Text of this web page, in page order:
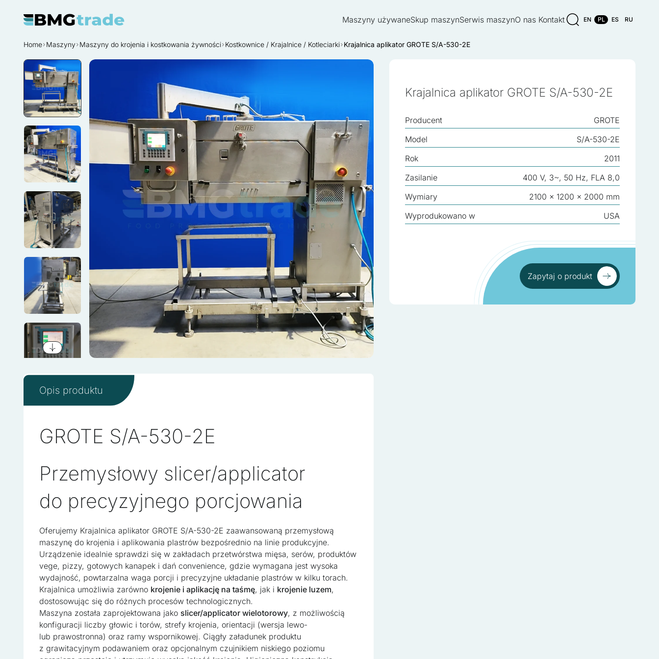
Maszyny używaneSkup maszynSerwis maszynO nas Kontakt EN PL ES RU
Home Maszyny Maszyny do krojenia i kostkowania żywności Kostkownice / Krajalnice / Kotleciarki Krajalnica aplikator GROTE S/A-530-2E
Krajalnica aplikator GROTE S/A-530-2E
Producent
GROTE
Model
S/A-530-2E
Rok
2011
Zasilanie
400 V, 3~, 50 Hz, FLA 8,0
Wymiary
2100 x 1200 x 2000 mm
Wyprodukowano w
USA
Zapytaj o produkt
Opis produktu
GROTE S/A-530-2E
Przemysłowy slicer/applicator
do precyzyjnego porcjowania
Oferujemy Krajalnica aplikator GROTE S/A-530-2E zaawansowaną przemysłową
maszynę do krojenia i aplikowania plastrów bezpośrednio na linie produkcyjne.
Urządzenie idealnie sprawdzi się w zakładach przetwórstwa mięsa, serów, produktów
vege, pizzy, gotowych kanapek i dań convenience, gdzie wymagana jest wysoka
wydajność, powtarzalna waga porcji i precyzyjne układanie plastrów w kilku torach.
Krajalnica umożliwia zarówno krojenie i aplikację na taśmę, jak i krojenie luzem,
dostosowując się do różnych procesów technologicznych.
Maszyna została zaprojektowana jako slicer/applicator wielotorowy, z możliwością
konfiguracji liczby głowic i torów, strefy krojenia, orientacji (wersja lewo-
lub prawostronna) oraz ramy wspornikowej. Ciągły załadunek produktu
z grawitacyjnym podawaniem oraz opcjonalnym czujnikiem niskiego poziomu